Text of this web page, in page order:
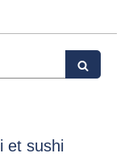
et sushi